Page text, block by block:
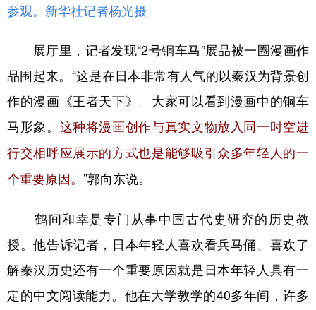
参观。新华社记者杨光摄
展厅里，记者发现“2号铜车马”展品被一圈漫画作
品围起来。“这是在日本非常有人气的以秦汉为背景创
作的漫画《王者天下》。大家可以看到漫画中的铜车
马形象。 这种将漫画创作与真实文物放入同一时空进
行交相呼应展示的方式也是能够吸引众多年轻人的一
个重要原因。 ”郭向东说。
鹤间和幸是专门从事中国古代史研究的历史教
授。他告诉记者，日本年轻人喜欢看兵马俑、喜欢了
解秦汉历史还有一个重要原因就是日本年轻人具有一
定的中文阅读能力。他在大学教学的40多年间，许多